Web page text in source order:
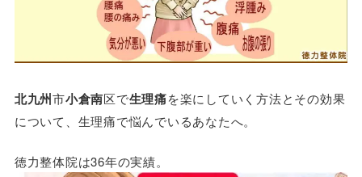
北九州市小倉南区で生理痛を楽にしていく方法とその効果
について、生理痛で悩んでいるあなたへ。
徳力整体院は36年の実績。